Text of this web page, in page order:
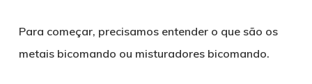
Para começar, precisamos entender o que são os
metais bicomando ou misturadores bicomando.